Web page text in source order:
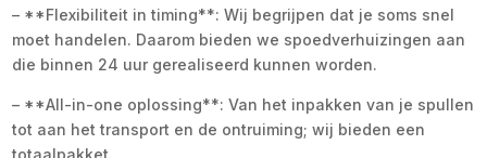
– **Flexibiliteit in timing**: Wij begrijpen dat je soms snel
moet handelen. Daarom bieden we spoedverhuizingen aan
die binnen 24 uur gerealiseerd kunnen worden.
– **All-in-one oplossing**: Van het inpakken van je spullen
tot aan het transport en de ontruiming; wij bieden een